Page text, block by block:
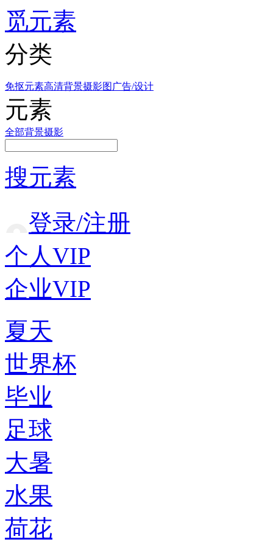
觅元素
分类
免抠元素高清背景摄影图 广告/设计
元素
全部背景摄影
搜元素
登录/注册
个人VIP
企业VIP
夏天
世界杯
毕业
足球
大暑
水果
荷花